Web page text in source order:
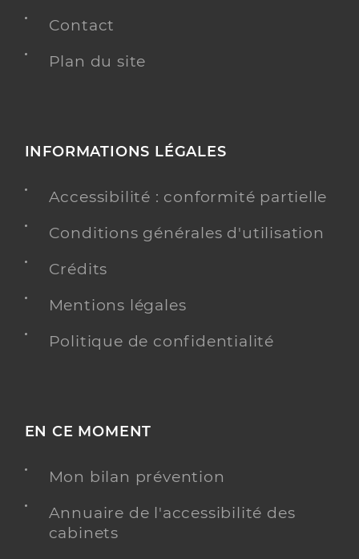
Contact
Plan du site
INFORMATIONS LÉGALES
Accessibilité : conformité partielle
Conditions générales d'utilisation
Crédits
Mentions légales
Politique de confidentialité
EN CE MOMENT
Mon bilan prévention
Annuaire de l'accessibilité des
cabinets